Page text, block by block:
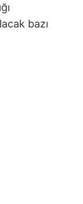
bazı